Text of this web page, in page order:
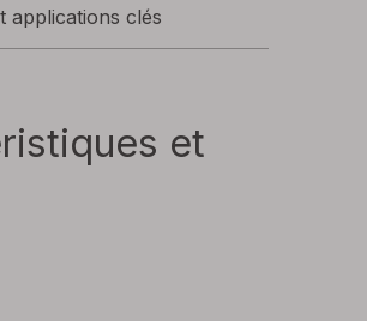
applications clés
et